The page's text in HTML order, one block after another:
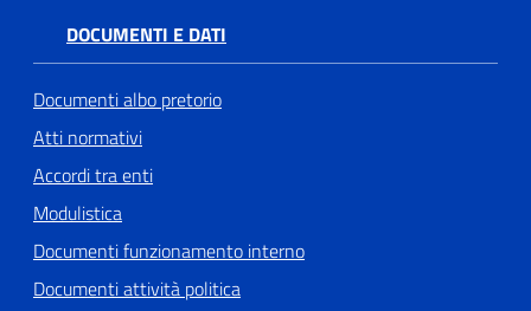
DOCUMENTI E DATI
Documenti albo pretorio
Atti normativi
Accordi tra enti
Modulistica
Documenti funzionamento interno
Documenti attività politica